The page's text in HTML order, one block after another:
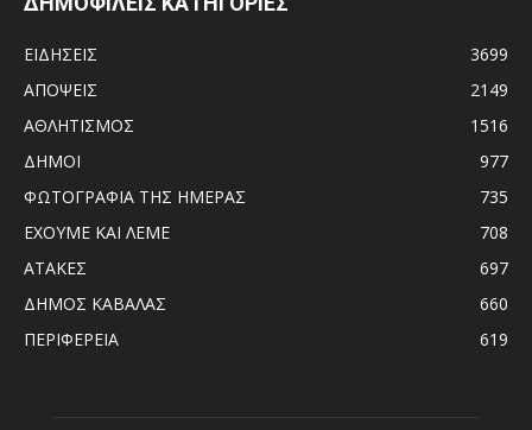
ΕΙΔΗΣΕΙΣ
3699
ΑΠΟΨΕΙΣ
2149
ΑΘΛΗΤΙΣΜΟΣ
1516
ΔΗΜΟΙ
977
ΦΩΤΟΓΡΑΦΙΑ ΤΗΣ ΗΜΕΡΑΣ
735
ΕΧΟΥΜΕ ΚΑΙ ΛΕΜΕ
708
ΑΤΑΚΕΣ
697
ΔΗΜΟΣ ΚΑΒΑΛΑΣ
660
ΠΕΡΙΦΕΡΕΙΑ
619